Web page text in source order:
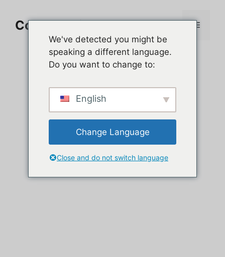
contenuComment jouer sur PC Menu
We've detected you might be
speaking a different language.
Do you want to change to:
English
Change Language
Close and do not switch language